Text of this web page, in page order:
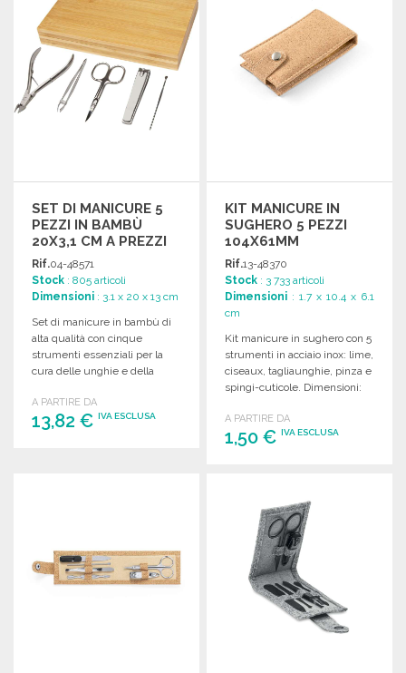
SET DI MANICURE 5
PEZZI IN BAMBÙ
20X3,1 CM A PREZZI
ALL'INGROSSO
Rif.04-48571
Stock : 805 articoli
Dimensioni : 3.1 x 20 x 13 cm
Set di manicure in bambù di
alta qualità con cinque
strumenti essenziali per la
cura delle unghie e della
A PARTIRE DA
13,82 € IVA ESCLUSA
KIT MANICURE IN
SUGHERO 5 PEZZI
104X61MM
Rif.13-48370
Stock : 3 733 articoli
Dimensioni : 1.7 x 10.4 x 6.1
cm
Kit manicure in sughero con 5
strumenti in acciaio inox: lime,
ciseaux, tagliaunghie, pinza e
spingi-cuticole. Dimensioni:
A PARTIRE DA
1,50 €IVA ESCLUSA
Richiedi un preventivo